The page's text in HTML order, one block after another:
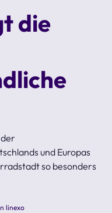
die
und Europas
so besonders
linexo